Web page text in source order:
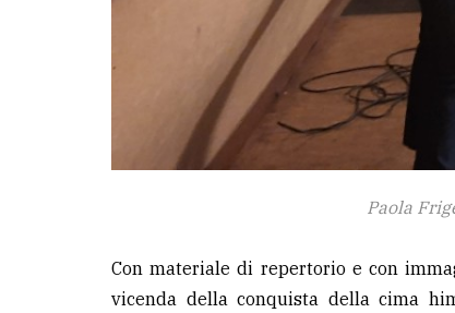
Paola
Con materiale di repertorio e con
vicenda della conquista della cima